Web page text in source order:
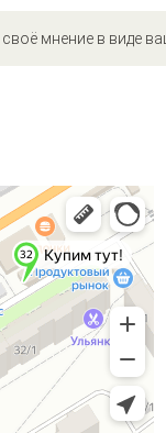
мнение в виде